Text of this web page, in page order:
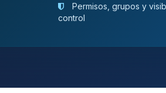
Permisos, grupos y
control